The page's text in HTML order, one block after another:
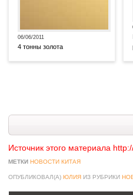
06/06/2011
4 тонны золота
Источник этого материала
МЕТКИ НОВОСТИ КИТАЯ
ОПУБЛИКОВАЛ(А) ЮЛИЯ ИЗ РУБРИКИ